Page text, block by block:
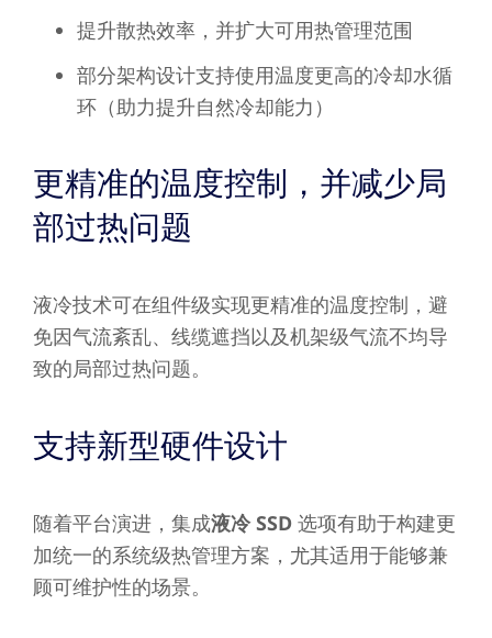
提升散热效率，并扩大可用热管理范围
部分架构设计支持使用温度更高的冷却水循
环（助力提升自然冷却能力）
更精准的温度控制，并减少局
部过热问题
液冷技术可在组件级实现更精准的温度控制，避
免因气流紊乱、线缆遮挡以及机架级气流不均导
致的局部过热问题。
支持新型硬件设计
随着平台演进，集成液冷 SSD选项有助于构建更
加统一的系统级热管理方案，尤其适用于能够兼
顾可维护性的场景。